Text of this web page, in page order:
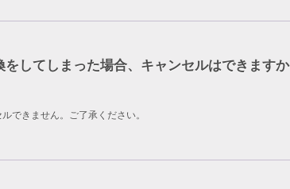
してしまった場合、キャンセルはできますか
できません。ご了承ください。